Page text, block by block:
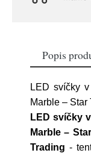
Popis
LED svíčky
Marble – Star
LED svíčky
Marble –
Trading -